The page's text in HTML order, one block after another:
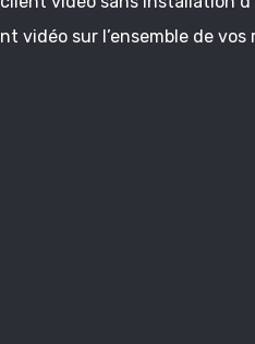
vidéo sur l’ensemble de vos